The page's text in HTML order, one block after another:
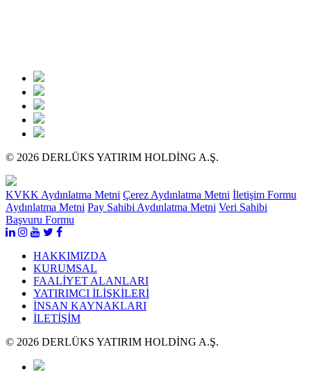
© 2026 DERLÜKS YATIRIM HOLDİNG A.Ş.
KVKK Aydınlatma Metni Çerez Aydınlatma Metni İletişim Formu
Aydınlatma Metni Pay Sahibi Aydınlatma Metni Veri Sahibi
Başvuru Formu
HAKKIMIZDA
KURUMSAL
FAALİYET ALANLARI
YATIRIMCI İLİŞKİLERİ
İNSAN KAYNAKLARI
İLETİŞİM
© 2026 DERLÜKS YATIRIM HOLDİNG A.Ş.